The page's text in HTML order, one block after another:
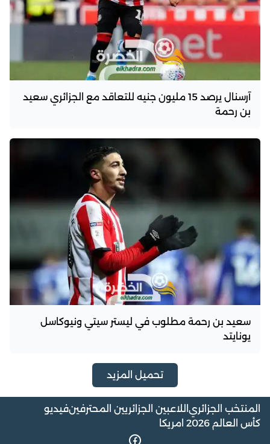
آرسنال يرصد 15 مليون جنيه للتعاقد مع الجزائري سعيد
بن رحمة
سعيد بن رحمة مطلوب في ليستر سيتي ونيوكاسل
يونايتد
تحميل المزيد
المنتخب الجزائري اللاعبين الجزائريين المحترفينفيديو
كأس العالم 2026 امريكا